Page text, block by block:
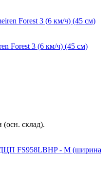
Forest 3 (6 км/ч) (45 см)
склад).